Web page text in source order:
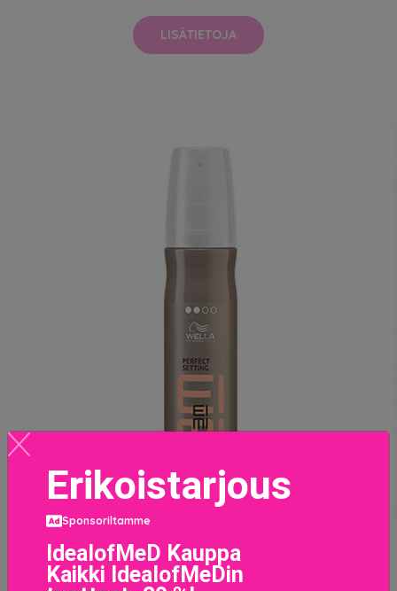
LISÄTIETOJA
Tuuheuttava suihke juurille Eimi Perfect Wella
8005610589220 (150 ml)
14.9 EUR
Erikoistarjous
Sponsoriltamme
IdealofMeD Kauppa
Kaikki IdealofMeDin